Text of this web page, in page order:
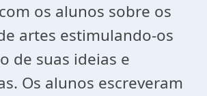
os alunos sobre os
artes estimulando-os
de suas ideias e
Os alunos escreveram